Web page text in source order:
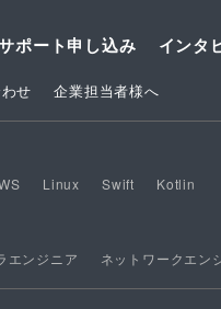
ポート申し込み インタ
せ 企業担当者様へ
Linux Swift Kotlin
エンジニア ネットワークエン